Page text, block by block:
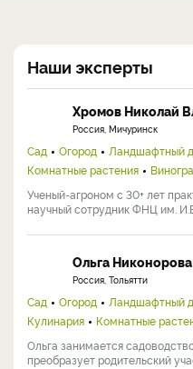
Наши эксперты
Хромов Николай
Россия, Мичуринск
Сад Огород Ландшафтный
Комнатные растения
Ученый-агроном с 30+ лет
научный сотрудник ФНЦ им.
Ольга Никонорова
Россия, Тольятти
Сад Огород Ландшафтный
Кулинария
Комнатные
Ольга занимается
преобразует родительский